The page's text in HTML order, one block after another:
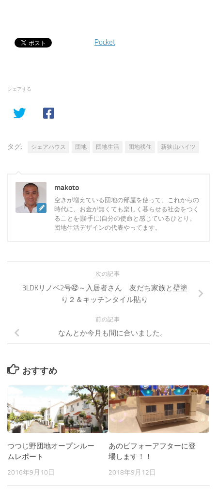
Pocket
シェアする
タグ: シェアハウス 団地 団地生活 団地移住 新狭山ハイツ
makoto
空きが増えている団地の部屋を使って、これからの
時代に、お金が無くても楽しく暮らせる社会をつく
ることを(勝手に)自分の使命と感じているひとり。
団地生活デザインの代表やってます。
次の記事
3LDKリノベ2号㊷～入居者さん 友だち家族と壁塗
り２＆キッチンタイル貼り
前の記事
なんとか今月も間に合いました。
おすすめ
つつじ野団地オープンルー
ムレポート
2016年9月10日
あのビフォーアフターに登
場します！！
2018年9月12日